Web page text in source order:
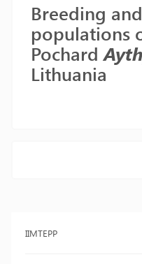
IIMTEPP
Breeding
populations
Pochard
Lithuania